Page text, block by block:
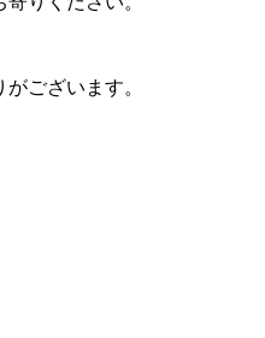
ございます。